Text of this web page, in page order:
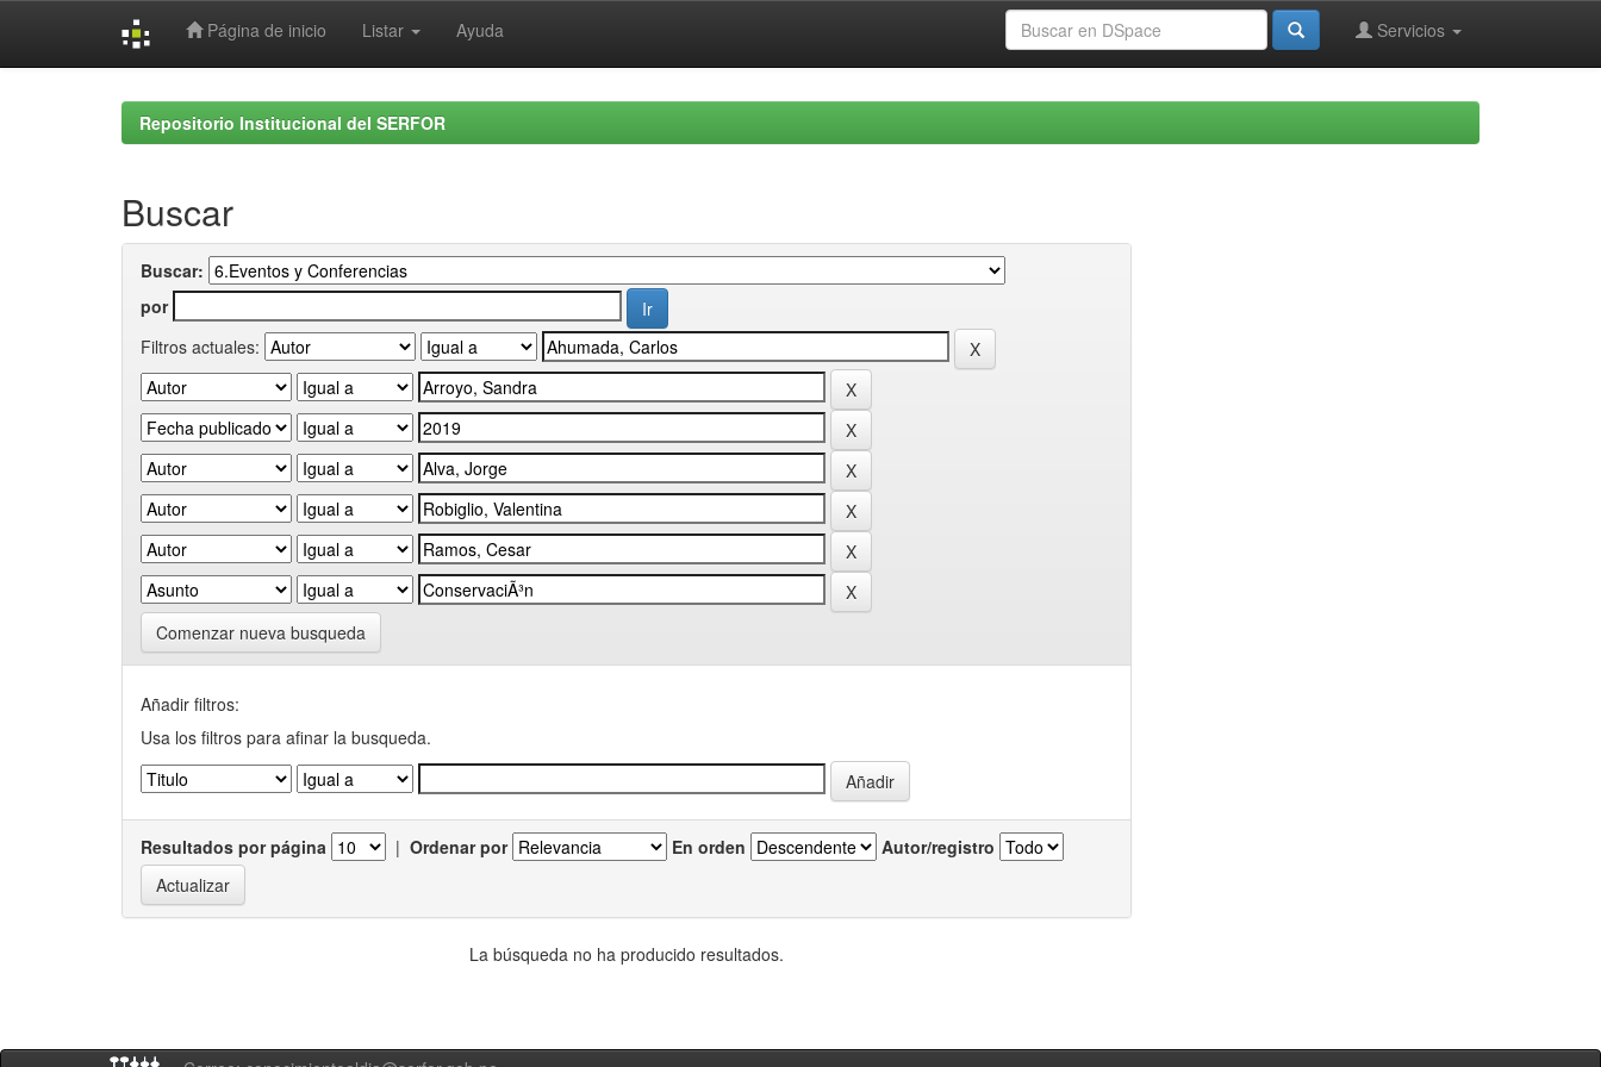
Página de inicio Listar Ayuda Servicios
Repositorio Institucional del SERFOR
Buscar
Buscar:
por
Filtros actuales:
Comenzar nueva busqueda
Añadir filtros:
Usa los filtros para afinar la busqueda.
Resultados por página | Ordenar por En orden Autor/registro
La búsqueda no ha producido resultados.